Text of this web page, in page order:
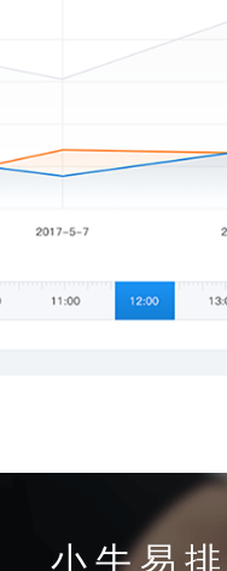
小牛易